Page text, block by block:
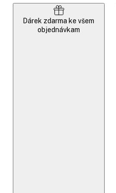
Dárek zdarma ke všem
objednávkam